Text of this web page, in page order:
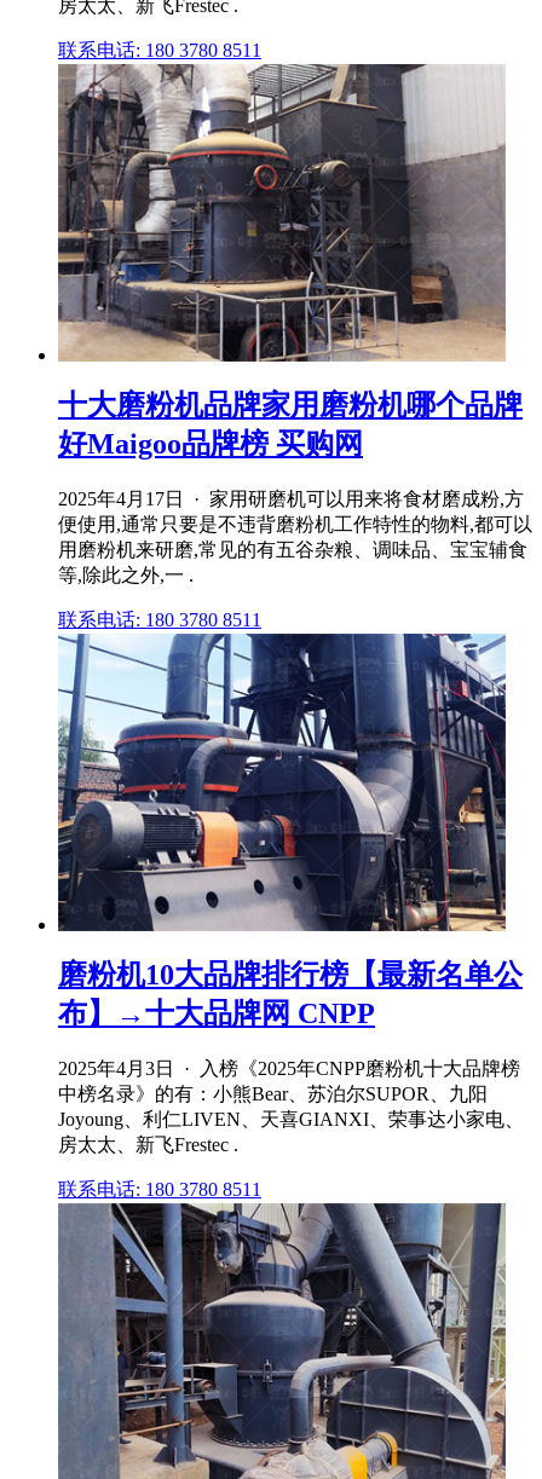
房太太、新飞Frestec .
联系电话: 180 3780 8511
十大磨粉机品牌家用磨粉机哪个品牌
好Maigoo品牌榜 买购网
2025年4月17日 · 家用研磨机可以用来将食材磨成粉,方
便使用,通常只要是不违背磨粉机工作特性的物料,都可以
用磨粉机来研磨,常见的有五谷杂粮、调味品、宝宝辅食
等,除此之外,一 .
联系电话: 180 3780 8511
磨粉机10大品牌排行榜【最新名单公
布】→十大品牌网 CNPP
2025年4月3日 · 入榜《2025年CNPP磨粉机十大品牌榜
中榜名录》的有：小熊Bear、苏泊尔SUPOR、九阳
Joyoung、利仁LIVEN、天喜GIANXI、荣事达小家电、
房太太、新飞Frestec .
联系电话: 180 3780 8511